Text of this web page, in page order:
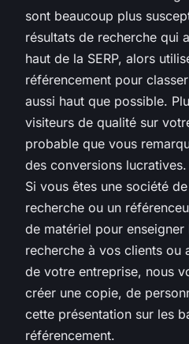
sont beaucoup plus
résultats de recherche qui
haut de la SERP, alors
référencement pour
aussi haut que possible.
visiteurs de qualité sur
probable que vous
des conversions lucratives.
Si vous êtes une société
recherche ou un
de matériel pour
recherche à vos clients ou
de votre entreprise, nous
créer une copie, de
cette présentation sur les
référencement.